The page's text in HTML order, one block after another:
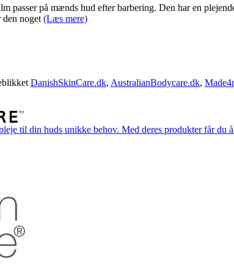
passer på mænds hud efter barbering. Den har en
noget (Læs mere)
DanishSkinCare.dk, AustralianBodycare.dk,
til din huds unikke behov. Med deres produkter får du